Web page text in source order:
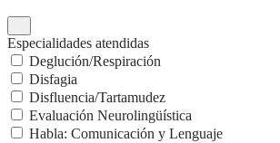
Especialidades atendidas
Deglución/Respiración
Disfagia
Disfluencia/Tartamudez
Evaluación Neurolingüística
Habla: Comunicación y Lenguaje